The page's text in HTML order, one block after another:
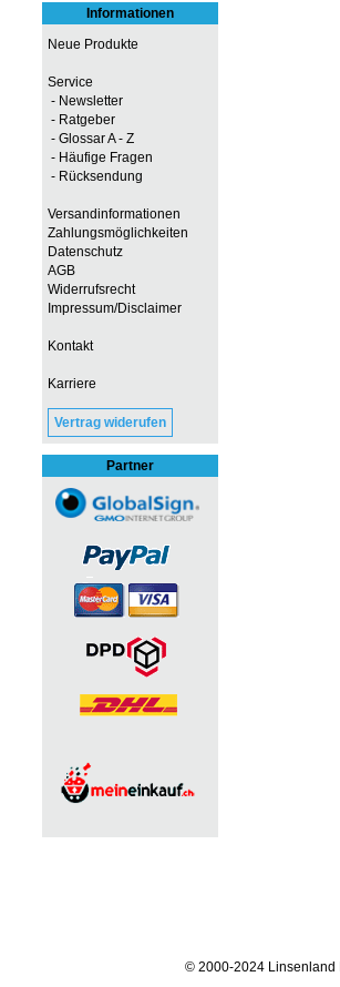
Informationen
Neue Produkte
Service
- Newsletter
- Ratgeber
- Glossar A - Z
- Häufige Fragen
- Rücksendung
Versandinformationen
Zahlungsmöglichkeiten
Datenschutz
AGB
Widerrufsrecht
Impressum/Disclaimer
Kontakt
Karriere
Vertrag widerufen
Partner
© 2000-2024 Linsenland